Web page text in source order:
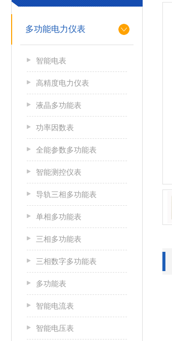
多功能电力仪表
智能电表
高精度电力仪表
液晶多功能表
功率因数表
全能参数多功能表
智能测控仪表
导轨三相多功能表
单相多功能表
三相多功能表
三相数字多功能表
多功能表
智能电流表
智能电压表